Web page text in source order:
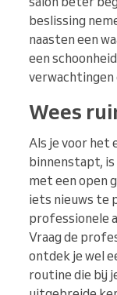
beslissing
naasten een
een
verwachtingen
Wees
Als je voor het
binnenstapt,
met een open
iets nieuws te
professionele
Vraag de
ontdek je wel
routine die bij